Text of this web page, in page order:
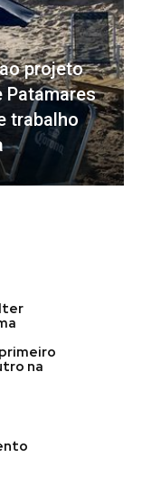
projeto
Patamares
trabalho
na